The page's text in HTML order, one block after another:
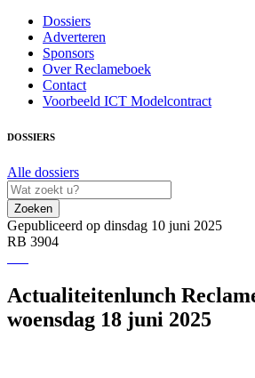
Dossiers
Adverteren
Sponsors
Over Reclameboek
Contact
Voorbeeld ICT Modelcontract
DOSSIERS
Alle dossiers
Zoeken
Gepubliceerd op dinsdag 10 juni 2025
RB 3904
Actualiteitenlunch
woensdag 18 juni 2025